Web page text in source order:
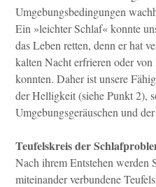
Umgebungsbedingungen
Ein »leichter Schlaf« konnte
das Leben retten, denn er hat
kalten Nacht erfrieren oder
konnten. Daher ist unsere
der Helligkeit (siehe Punkt 2),
Umgebungsgeräuschen und
Teufelskreis der
Nach ihrem Entstehen werden
miteinander verbundene